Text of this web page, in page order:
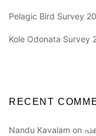
Pelagic Bird Survey
Kole Odonata Survey
RECENT
Nandu Kavalam on